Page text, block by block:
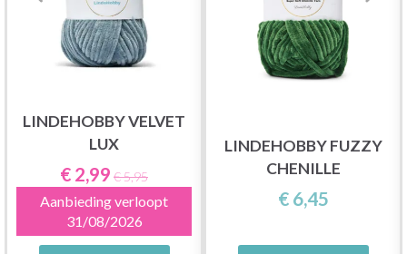
LINDEHOBBY VELVET
LUX
€ 2,99 € 5,95
Aanbieding verloopt
31/08/2026
LINDEHOBBY FUZZY
CHENILLE
€ 6,45